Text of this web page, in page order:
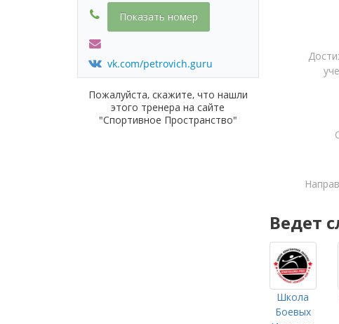
Показать номер
vk.com/petrovich.guru
Пожалуйста, скажите, что нашли
этого тренера на сайте
"Спортивное Пространство"
Ведет
Школа
Боевых